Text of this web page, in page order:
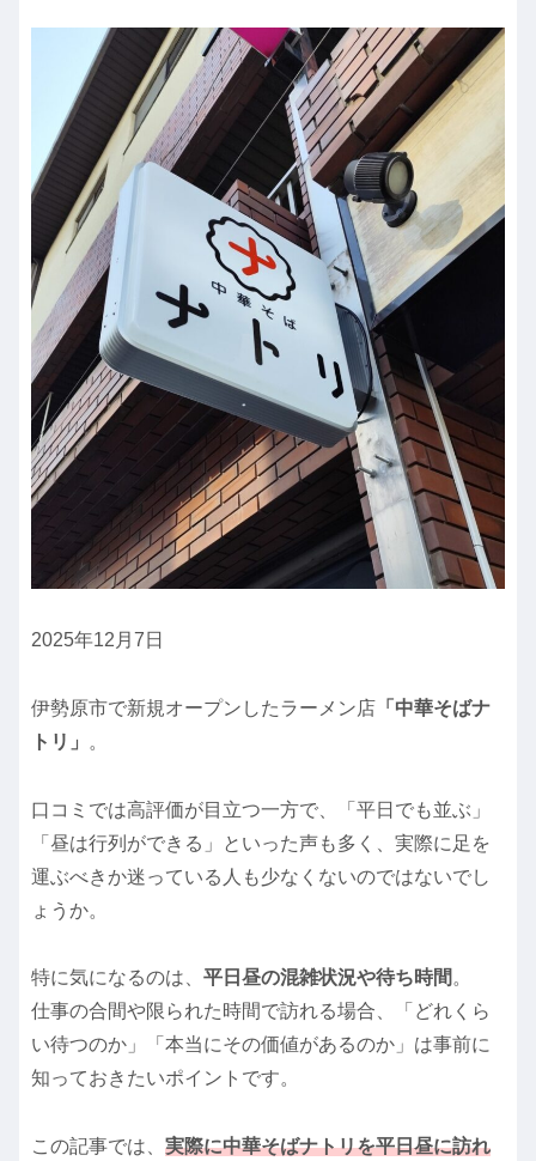
2025年12月7日
伊勢原市で新規オープンしたラーメン店 「中華そばナ
トリ」
。
口コミでは高評価が目立つ一方で、「平日でも並ぶ」
「昼は行列ができる」といった声も多く、実際に足を
運ぶべきか迷っている人も少なくないのではないでし
ょうか。
特に気になるのは、 平日昼の混雑状況や待ち時間 。
仕事の合間や限られた時間で訪れる場合、「どれくら
い待つのか」「本当にその価値があるのか」は事前に
知っておきたいポイントです。
この記事では、 実際に中華そばナトリを平日昼に訪れ